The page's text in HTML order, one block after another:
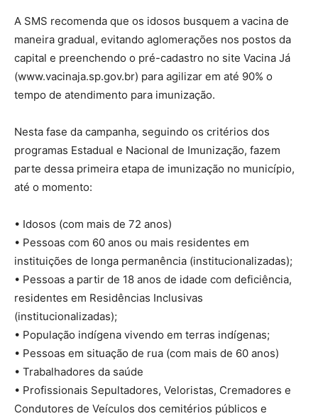
A SMS recomenda que os idosos busquem a vacina de
maneira gradual, evitando aglomerações nos postos da
capital e preenchendo o pré-cadastro no site Vacina Já
(www.vacinaja.sp.gov.br) para agilizar em até 90% o
tempo de atendimento para imunização.
Nesta fase da campanha, seguindo os critérios dos
programas Estadual e Nacional de Imunização, fazem
parte dessa primeira etapa de imunização no município,
até o momento:
• Idosos (com mais de 72 anos)
• Pessoas com 60 anos ou mais residentes em
instituições de longa permanência (institucionalizadas);
• Pessoas a partir de 18 anos de idade com deficiência,
residentes em Residências Inclusivas
(institucionalizadas);
• População indígena vivendo em terras indígenas;
• Pessoas em situação de rua (com mais de 60 anos)
• Trabalhadores da saúde
• Profissionais Sepultadores, Veloristas, Cremadores e
Condutores de Veículos dos cemitérios públicos e